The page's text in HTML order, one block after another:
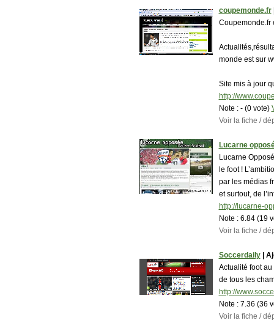
coupemonde.fr
Coupemonde.fr
monde est sur
Site mis à jour
http://
Note : - (0 vote)
Voir la fiche /
Lucarne
Lucarne
le foot !
par les médias
et surtout, de
http://lucarne-
Note : 6.84 (19
Voir la fiche /
Soccerdaily|
Actualité foot
de tous les
http://
Note : 7.36 (36
Voir la fiche /